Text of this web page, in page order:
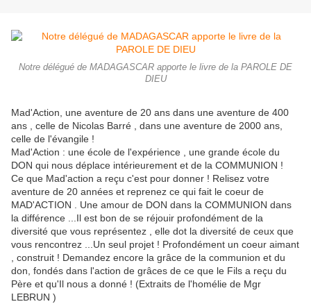
Notre délégué de MADAGASCAR apporte le livre de la PAROLE DE
DIEU
Mad'Action, une aventure de 20 ans dans une aventure de 400
ans , celle de Nicolas Barré , dans une aventure de 2000 ans,
celle de l'évangile !
Mad'Action : une école de l'expérience , une grande école du
DON qui nous déplace intérieurement et de la COMMUNION !
Ce que Mad'action a reçu c'est pour donner ! Relisez votre
aventure de 20 années et reprenez ce qui fait le coeur de
MAD'ACTION . Une amour de DON dans la COMMUNION dans
la différence ...Il est bon de se réjouir profondément de la
diversité que vous représentez , elle dot la diversité de ceux que
vous rencontrez ...Un seul projet ! Profondément un coeur aimant
, construit ! Demandez encore la grâce de la communion et du
don, fondés dans l'action de grâces de ce que le Fils a reçu du
Père et qu'Il nous a donné ! (Extraits de l'homélie de Mgr
LEBRUN )